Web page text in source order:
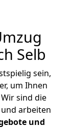
Selb
sein,
um Ihnen
sind die
und arbeiten
und